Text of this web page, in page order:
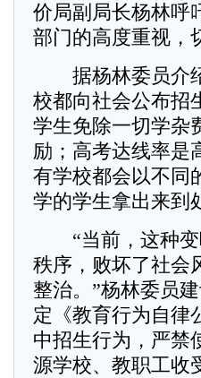
价局副局长杨林呼
部门的高度重视，
据杨林委员介绍
校都向社会公布招
学生免除一切学杂
励；高考达线率是
有学校都会以不同
学的学生拿出来到
“当前，这种变
秩序，败坏了社会
整治。”杨林委员
定《教育行为自律
中招生行为，严禁
源学校、教职工收